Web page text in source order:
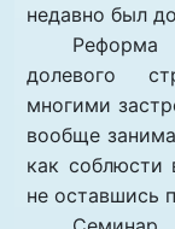
недавно был
долевого
многими
вообще
как соблюсти
не оставшись